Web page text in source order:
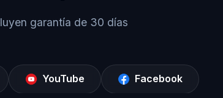
garantía de 30 días
YouTube Facebook